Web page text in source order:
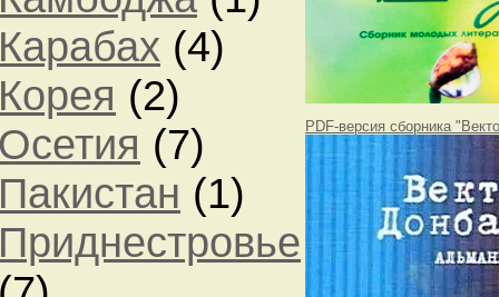
(4)
(2)
(7)
(1)
PDF-версия сборника